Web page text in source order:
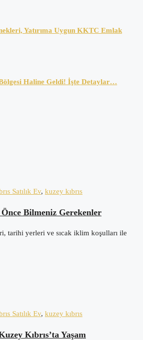
Yatırıma Uygun KKTC Emlak
Bölgesi Haline Geldi! İşte Detaylar…
Satılık Ev, kuzey kıbrıs
Önce Bilmeniz Gerekenler
tarihi yerleri ve sıcak iklim koşulları ile
Satılık Ev, kuzey kıbrıs
Kıbrıs’ta Yaşam